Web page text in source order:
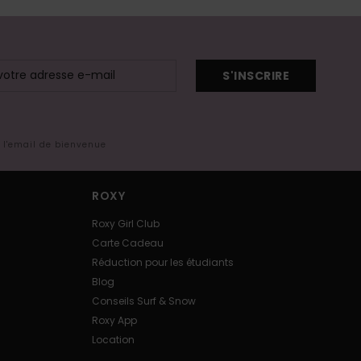
S'INSCRIRE
de bienvenue
ROXY
Roxy Girl Club
Carte Cadeau
Réduction pour les étudiants
Blog
Conseils Surf & Snow
Roxy App
Location